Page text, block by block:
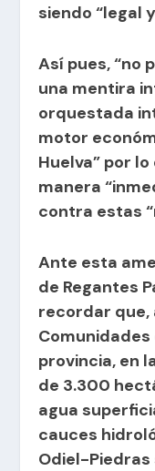
siendo “legal
Así pues, “no
una mentira
orquestada
motor
Huelva” por
manera
contra estas
Ante esta
de Regantes
recordar que,
Comunidades
provincia, en
de 3.300
agua
cauces
Odiel-